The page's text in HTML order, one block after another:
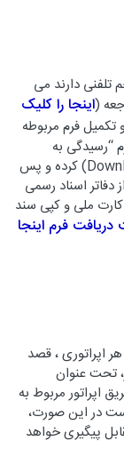
تلفنی دارند می
(اینجا را کلیک
تکمیل فرم مربوطه
“رسیدگی به
مزاحت تلفنی” را از وب سایت رایتل بارگیری (Download) کرده و پس
دفاتر اسناد رسمی
کارت ملی و کپی سند
فرم اینجا
اپراتوری ، قصد
تحت عنوان
اپراتور مربوط به
در این صورت،
پیگیری خواهد